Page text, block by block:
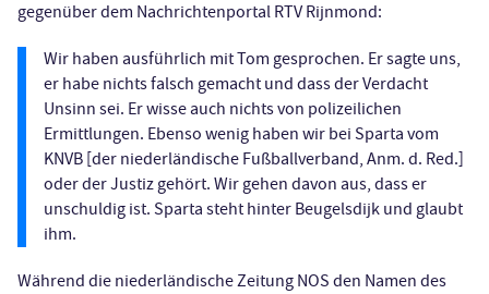
gegenüber dem Nachrichtenportal RTV Rijnmond:
Wir haben ausführlich mit Tom gesprochen. Er sagte uns,
er habe nichts falsch gemacht und dass der Verdacht
Unsinn sei. Er wisse auch nichts von polizeilichen
Ermittlungen. Ebenso wenig haben wir bei Sparta vom
KNVB [der niederländische Fußballverband, Anm. d. Red.]
oder der Justiz gehört. Wir gehen davon aus, dass er
unschuldig ist. Sparta steht hinter Beugelsdijk und glaubt
ihm.
Während die niederländische Zeitung NOS den Namen des